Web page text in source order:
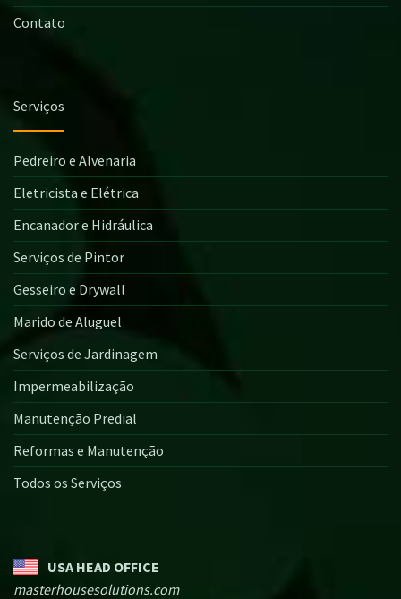
Contato
Serviços
Pedreiro e Alvenaria
Eletricista e Elétrica
Encanador e Hidráulica
Serviços de Pintor
Gesseiro e Drywall
Marido de Aluguel
Serviços de Jardinagem
Impermeabilização
Manutenção Predial
Reformas e Manutenção
Todos os Serviços
USA HEAD OFFICE
masterhousesolutions.com